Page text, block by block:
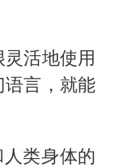
活地使用
言，就能
类身体的